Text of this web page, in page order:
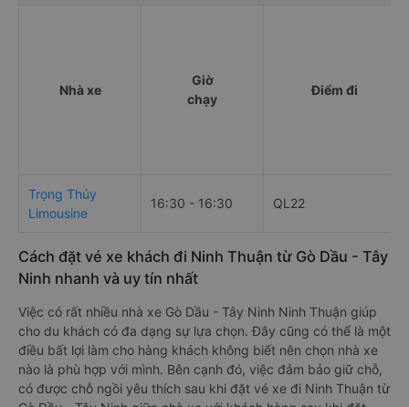
Nhà xe
Giờ
chạy
Điểm đi
Trọng Thủy
Limousine
16:30 - 16:30 QL22
Cách đặt vé xe khách đi Ninh Thuận từ Gò Dầu - Tây
Ninh nhanh và uy tín nhất
Việc có rất nhiều nhà xe Gò Dầu - Tây Ninh Ninh Thuận giúp
cho du khách có đa dạng sự lựa chọn. Đây cũng có thể là một
điều bất lợi làm cho hàng khách không biết nên chọn nhà xe
nào là phù hợp với mình. Bên cạnh đó, việc đảm bảo giữ chỗ,
có được chỗ ngồi yêu thích sau khi đặt vé xe đi Ninh Thuận từ